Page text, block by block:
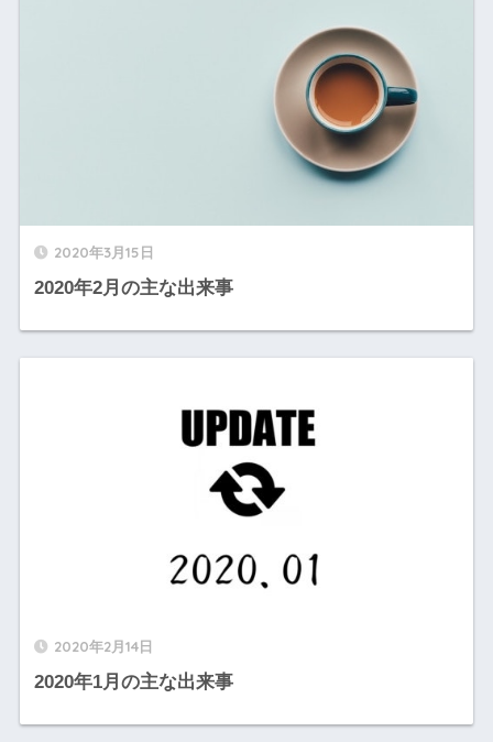
2020年3月15日
2020年2月の主な出来事
2020年2月14日
2020年1月の主な出来事